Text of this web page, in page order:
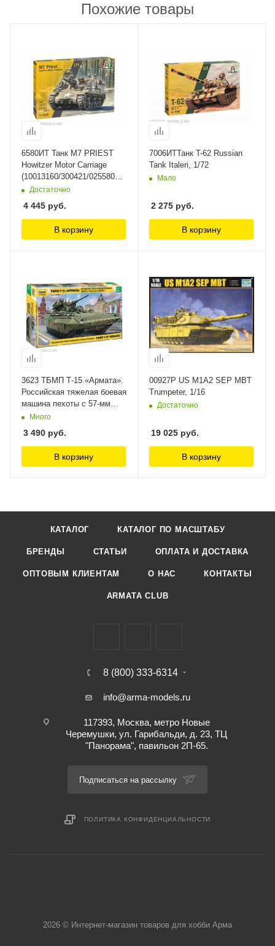
Похожие товары
6580ИТ Танк M7 PRIEST
Howitzer Motor Carriage
(10013160/300421/0255806,
ИТАЛИЯ ) Italeri, 1/35
Достаточно
4 445 руб.
В корзину
7006ИТТанк T-62 Russian
Tank Italeri, 1/72
Мало
2 275 руб.
В корзину
3623 ТБМП Т-15 «Армата».
Российская тяжелая боевая
машина пехоты с 57-мм
боевым модулем Звезда,
Много
3 490 руб.
В корзину
00927P US M1A2 SEP MBT
Trumpeter, 1/16
Достаточно
19 025 руб.
В корзину
КАТАЛОГ КАТАЛОГ ПО МАСШТАБУ
БРЕНДЫ СТАТЬИ ОПЛАТА И ДОСТАВКА
ОПТОВЫМ КЛИЕНТАМ О НАС КОНТАКТЫ
ARMATA CLUB
8 (800) 333-6314
info@arma-models.ru
117393, Москва, метро Новые
Черемушки, ул. Гарибальди, д. 23, ТЦ
"Панорама", павильон 2П-65.
Подписаться на рассылку
ПОЛИТИКА КОНФИДЕНЦИАЛЬНОСТИ
2026 © Интернет-магазин товаров для хобби Арма